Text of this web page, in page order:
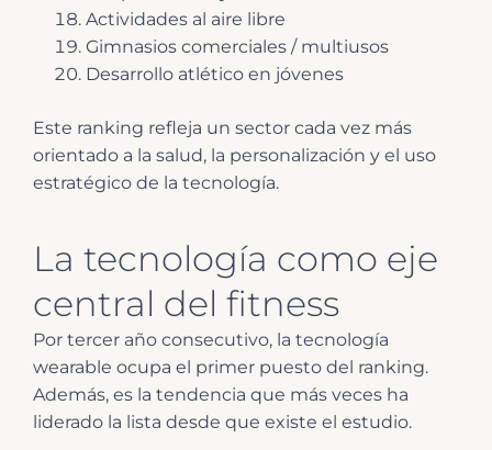
Actividades al aire libre
Gimnasios comerciales / multiusos
Desarrollo atlético en jóvenes
Este ranking refleja un sector cada vez más
orientado a la salud, la personalización y el uso
estratégico de la tecnología.
La tecnología como eje
central del fitness
Por tercer año consecutivo, la tecnología
wearable ocupa el primer puesto del ranking.
Además, es la tendencia que más veces ha
liderado la lista desde que existe el estudio.